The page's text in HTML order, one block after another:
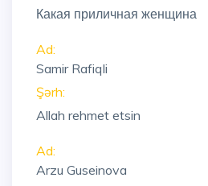
Какая приличная женщина
Ad:
Samir Rafiqli
Şərh:
Allah rehmet etsin
Ad:
Arzu Guseinova